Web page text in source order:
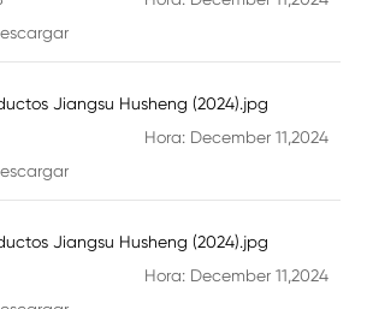
Jiangsu Husheng (2024).jpg
Hora:December 11,2024
Jiangsu Husheng (2024).jpg
Hora:December 11,2024